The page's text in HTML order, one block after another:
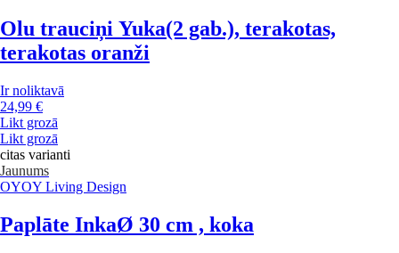
Olu trauciņi Yuka(2 gab.), terakotas,
terakotas oranži
Ir noliktavā
24,99 €
Likt grozā
Likt grozā
citas varianti
Jaunums
OYOY Living Design
Paplāte InkaØ 30 cm , koka